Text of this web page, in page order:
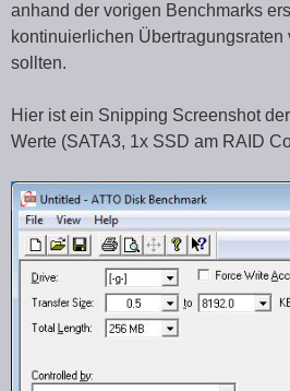
anhand der vorigen Benchmarks
kontinuierlichen Übertragungsraten
sollten.
Hier ist ein Snipping Screenshot
Werte (SATA3, 1x SSD am RAID